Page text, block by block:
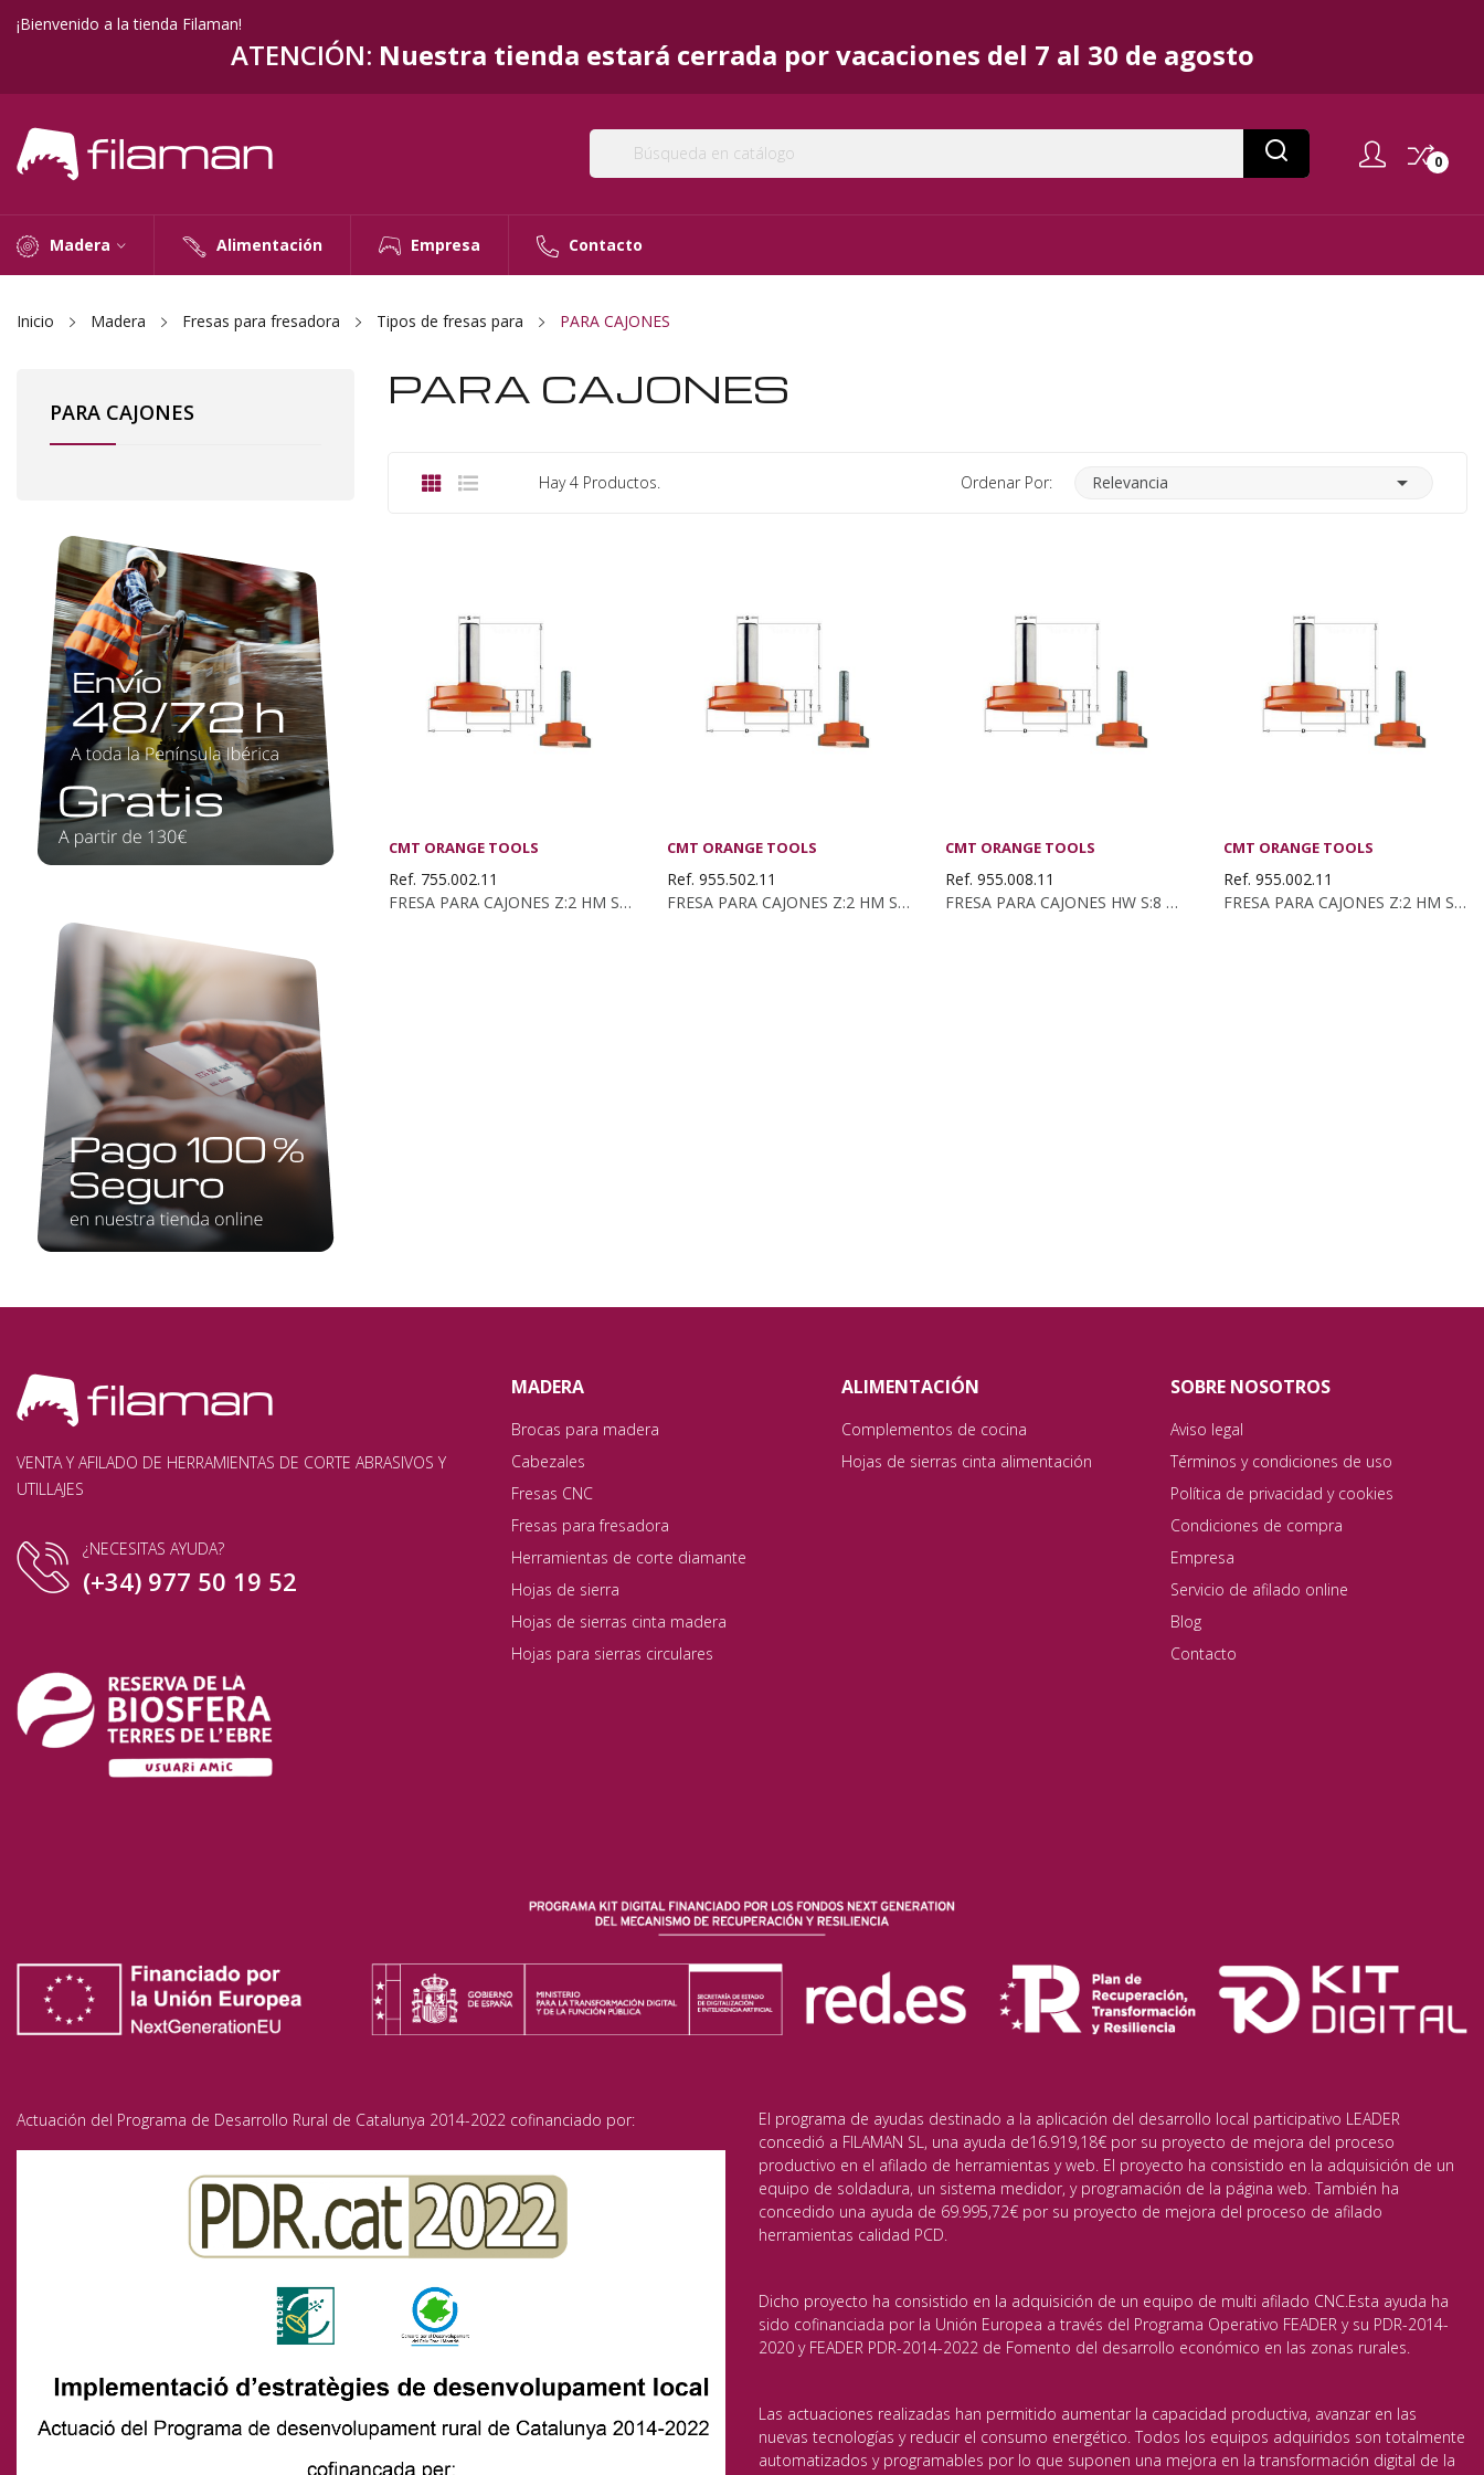
¡Bienvenido a la tienda Filaman!
ATENCIÓN: Nuestra tienda estará cerrada por vacaciones del 7 al 30 de agosto
0
Madera Alimentación Empresa Contacto
Inicio Madera Fresas para fresadora Tipos de fresas para PARA CAJONES
PARA CAJONES PARA CAJONES
Hay 4 Productos. Ordenar Por: Relevancia 
CMT ORANGE TOOLS
Ref. 755.002.11
FRESA PARA CAJONES Z:2 HM S:6 D:31.7X12.7
CMT ORANGE TOOLS
Ref. 955.502.11
FRESA PARA CAJONES Z:2 HM S:12 D:50.8X12.7
CMT ORANGE TOOLS
Ref. 955.008.11
FRESA PARA CAJONES HW S:8 D:25,4X12,7
CMT ORANGE TOOLS
Ref. 955.002.11
FRESA PARA CAJONES Z:2 HM S:8 D:31.7X12.7
VENTA Y AFILADO DE HERRAMIENTAS DE CORTE ABRASIVOS Y
UTILLAJES
¿NECESITAS AYUDA?
(+34) 977 50 19 52
MADERA
Brocas para madera
Cabezales
Fresas CNC
Fresas para fresadora
Herramientas de corte diamante
Hojas de sierra
Hojas de sierras cinta madera
Hojas para sierras circulares
ALIMENTACIÓN
Complementos de cocina
Hojas de sierras cinta alimentación
SOBRE NOSOTROS
Aviso legal
Términos y condiciones de uso
Política de privacidad y cookies
Condiciones de compra
Empresa
Servicio de afilado online
Blog
Contacto
Actuación del Programa de Desarrollo Rural de Catalunya 2014-2022 cofinanciado por:
El programa de ayudas destinado a la aplicación del desarrollo local participativo LEADER
concedió a FILAMAN SL, una ayuda de16.919,18€ por su proyecto de mejora del proceso
productivo en el afilado de herramientas y web. El proyecto ha consistido en la adquisición de un
equipo de soldadura, un sistema medidor, y programación de la página web. También ha
concedido una ayuda de 69.995,72€ por su proyecto de mejora del proceso de afilado
herramientas calidad PCD.
Dicho proyecto ha consistido en la adquisición de un equipo de multi afilado CNC.Esta ayuda ha
sido cofinanciada por la Unión Europea a través del Programa Operativo FEADER y su PDR-2014-
2020 y FEADER PDR-2014-2022 de Fomento del desarrollo económico en las zonas rurales.
Las actuaciones realizadas han permitido aumentar la capacidad productiva, avanzar en las
nuevas tecnologías y reducir el consumo energético. Todos los equipos adquiridos son totalmente
automatizados y programables por lo que suponen una mejora en la transformación digital de la